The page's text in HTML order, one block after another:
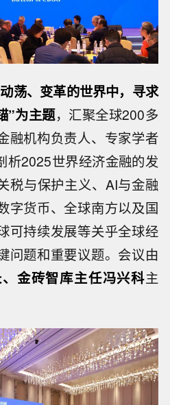
荡、变革的世界中，寻求
”为主题，汇聚全球200多
融机构负责人、专家学者
析2025世界经济金融的发
税与保护主义、AI与金融
字货币、全球南方以及国
可持续发展等关乎全球经
问题和重要议题。会议由
金砖智库主任冯兴科主